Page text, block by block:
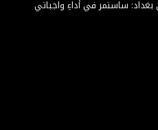
بغداد: ساستمر في أداءِ واجباتي